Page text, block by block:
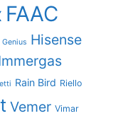
FAAC
Genius Hisense
Rain Bird Riello
Vemer Vimar